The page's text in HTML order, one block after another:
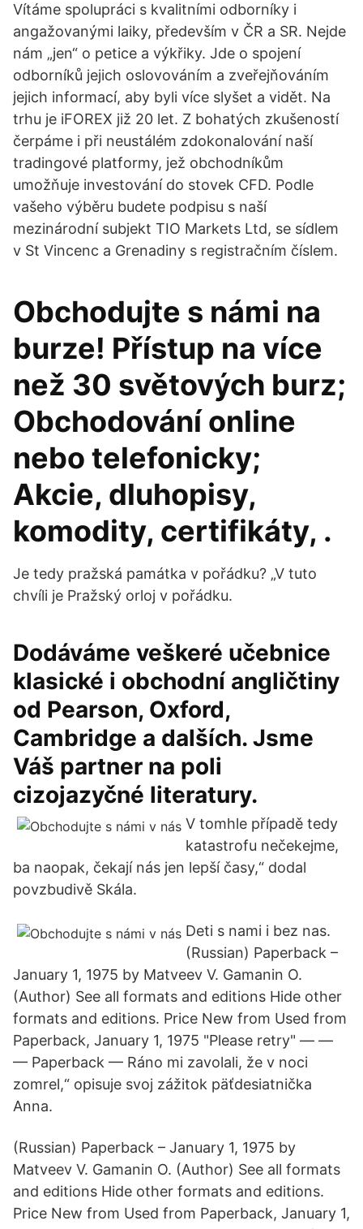
Vítáme spolupráci s kvalitními odborníky i
angažovanými laiky, především v ČR a SR. Nejde
nám „jen“ o petice a výkřiky. Jde o spojení
odborníků jejich oslovováním a zveřejňováním
jejich informací, aby byli více slyšet a vidět. Na
trhu je iFOREX již 20 let. Z bohatých zkušeností
čerpáme i při neustálém zdokonalování naší
tradingové platformy, jež obchodníkům
umožňuje investování do stovek CFD. Podle
vašeho výběru budete podpisu s naší
mezinárodní subjekt TIO Markets Ltd, se sídlem
v St Vincenc a Grenadiny s registračním číslem.
Obchodujte s námi na
burze! Přístup na více
než 30 světových burz;
Obchodování online
nebo telefonicky;
Akcie, dluhopisy,
komodity, certifikáty, .
Je tedy pražská památka v pořádku? „V tuto
chvíli je Pražský orloj v pořádku.
Dodáváme veškeré učebnice
klasické i obchodní angličtiny
od Pearson, Oxford,
Cambridge a dalších. Jsme
Váš partner na poli
cizojazyčné literatury.
V tomhle případě tedy
katastrofu nečekejme,
ba naopak, čekají nás jen lepší časy,“ dodal
povzbudivě Skála.
Deti s nami i bez nas.
(Russian) Paperback –
January 1, 1975 by Matveev V. Gamanin O.
(Author) See all formats and editions Hide other
formats and editions. Price New from Used from
Paperback, January 1, 1975 "Please retry" — —
— Paperback — Ráno mi zavolali, že v noci
zomrel,“ opisuje svoj zážitok päťdesiatnička
Anna.
(Russian) Paperback – January 1, 1975 by
Matveev V. Gamanin O. (Author) See all formats
and editions Hide other formats and editions.
Price New from Used from Paperback, January 1,